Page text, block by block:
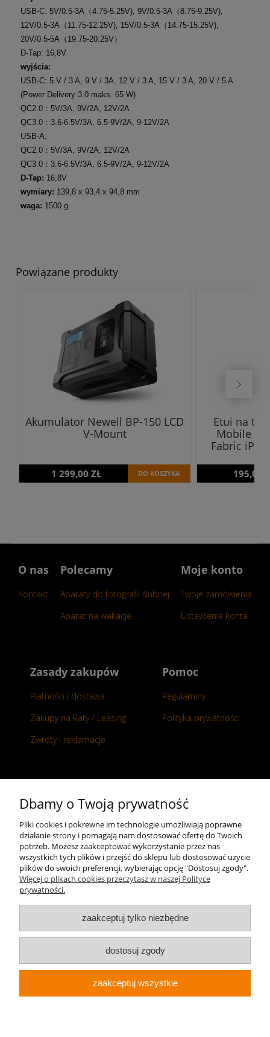
USB-C: 5V/0.5-3A（4.75-5.25V), 9V/0.5-3A（8.75-9.25V),
12V/0.5-3A（11.75-12.25V), 15V/0.5-3A（14.75-15.25V),
20V/0.5-5A（19.75-20.25V）
D-Tap: 16,8V
wyjścia:
USB-C: 5 V / 3 A, 9 V / 3A, 12 V / 3 A, 15 V / 3 A, 20 V / 5 A
(Power Delivery 3.0 maks. 65 W)
QC2.0：5V/3A, 9V/2A, 12V/2A
QC3.0：3.6-6.5V/3A, 6.5-9V/2A, 9-12V/2A
USB-A:
QC2.0：5V/3A, 9V/2A, 12V/2A
QC3.0：3.6-6.5V/3A, 6.5-9V/2A, 9-12V/2A
D-Tap: 16,8V
wymiary: 139,8 x 93,4 x 94,8 mm
waga: 1500 g
Powiązane produkty
Akumulator Newell BP-150 LCD
V-Mount
1 299,00 ZŁ DO KOSZYKA
Etui na
Mobile
Fabric
195,00
O nas
Kontakt
Polecamy
Aparaty do fotografii ślubnej
Aparat na wakacje
Moje konto
Twoje zamówienia
Ustawienia konta
Zasady zakupów
Płatności i dostawa
Zakupy na Raty / Leasing
Zwroty i reklamacje
Pomoc
Regulaminy
Polityka prywatności
Kontakt
+48 696 50 70 20
sklep@notopstryk.pl
Sklep internetowy Shoper.pl
Dbamy o Twoją prywatność
Pliki cookies i pokrewne im technologie umożliwiają poprawne
działanie strony i pomagają nam dostosować ofertę do Twoich
potrzeb. Możesz zaakceptować wykorzystanie przez nas
wszystkich tych plików i przejść do sklepu lub dostosować użycie
plików do swoich preferencji, wybierając opcję "Dostosuj zgody".
Więcej o plikach cookies przeczytasz w naszej Polityce
prywatności.
zaakceptuj tylko niezbędne
dostosuj zgody
zaakceptuj wszystkie